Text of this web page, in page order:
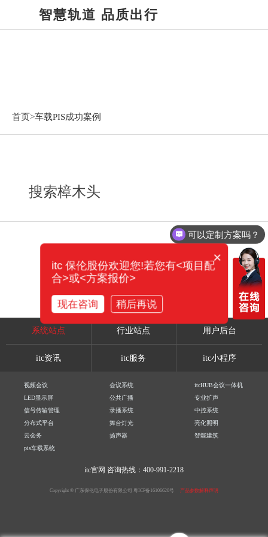
智慧轨道 品质出行
首页>车载PIS成功案例
搜索樟木头
系统站点 行业站点 用户后台
itc资讯 itc服务 itc小程序
视频会议 会议系统
itcHUB会议一体机
LED显示屏
公共广播
专业扩声
信号传输管理
录播系统
中控系统
分布式平台
舞台灯光
亮化照明
云会务
扬声器
智能建筑
pis车载系统
itc官网 咨询热线：400-991-2218
Copyright © 广东保伦电子股份有限公司 粤ICP备16106620号 产品参数解释声明
可以定制方案吗？
×
itc 保伦股份欢迎您!若您有<项目配
合>或<方案报价>
现在咨询 稍后再说